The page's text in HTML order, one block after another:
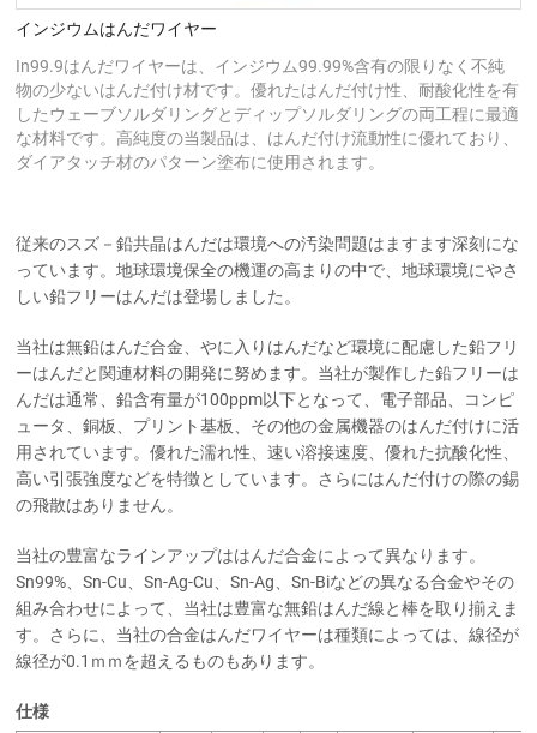
インジウムはんだワイヤー
In99.9はんだワイヤーは、インジウム99.99%含有の限りなく不純
物の少ないはんだ付け材です。優れたはんだ付け性、耐酸化性を有
したウェーブソルダリングとディップソルダリングの両工程に最適
な材料です。高純度の当製品は、はんだ付け流動性に優れており、
ダイアタッチ材のパターン塗布に使用されます。
従来のスズ－鉛共晶はんだは環境への汚染問題はますます深刻にな
っています。地球環境保全の機運の高まりの中で、地球環境にやさ
しい鉛フリーはんだは登場しました。
当社は無鉛はんだ合金、やに入りはんだなど環境に配慮した鉛フリ
ーはんだと関連材料の開発に努めます。当社が製作した鉛フリーは
んだは通常、鉛含有量が100ppm以下となって、電子部品、コンピ
ュータ、銅板、プリント基板、その他の金属機器のはんだ付けに活
用されています。優れた濡れ性、速い溶接速度、優れた抗酸化性、
高い引張強度などを特徴としています。さらにはんだ付けの際の錫
の飛散はありません。
当社の豊富なラインアップははんだ合金によって異なります。
Sn99%、Sn-Cu、Sn-Ag-Cu、Sn-Ag、Sn-Biなどの異なる合金やその
組み合わせによって、当社は豊富な無鉛はんだ線と棒を取り揃えま
す。さらに、当社の合金はんだワイヤーは種類によっては、線径が
線径が0.1ｍｍを超えるものもあります。
仕様